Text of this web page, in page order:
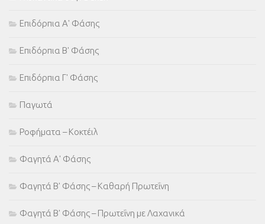
Επιδόρπια Α' Φάσης
Επιδόρπια Β' Φάσης
Επιδόρπια Γ' Φάσης
Παγωτά
Ροφήματα – Κοκτέιλ
Φαγητά Α' Φάσης
Φαγητά Β' Φάσης – Καθαρή Πρωτεΐνη
Φαγητά Β' Φάσης – Πρωτεΐνη με Λαχανικά